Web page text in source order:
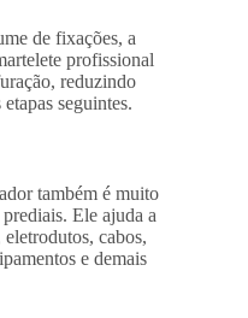
de fixações, a
profissional
reduzindo
seguintes.
também é muito
Ele ajuda a
cabos,
e demais